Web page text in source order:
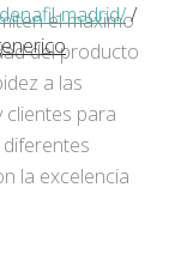
madrid//
el máximo
del producto
a las
para
la excelencia